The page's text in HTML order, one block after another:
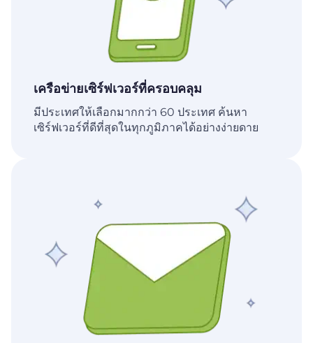
เครือข่ายเซิร์ฟเวอร์ที่ครอบคลุม
มีประเทศให้เลือกมากกว่า 60 ประเทศ ค้นหา
เซิร์ฟเวอร์ที่ดีที่สุดในทุกภูมิภาคได้อย่างง่ายดาย